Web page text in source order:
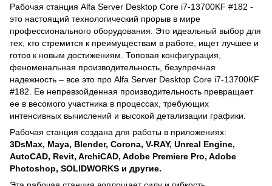
Рабочая станция Alfa Server Desktop Core i7-13700KF #182 -
это настоящий технологический прорыв в мире
профессионального оборудования. Это идеальный выбор для
тех, кто стремится к преимуществам в работе, ищет лучшее и
готов к новым достижениям. Топовая конфигурация,
феноменальная производительность, безупречная
надежность – все это про Alfa Server Desktop Core i7-13700KF
#182. Ее непревзойденная производительность превращает
ее в весомого участника в процессах, требующих
интенсивных вычислений и высокой детализации графики.
Рабочая станция создана для работы в приложениях:
3DsMax, Maya, Blender, Corona, V-RAY, Unreal Engine,
AutoCAD, Revit, ArchiCAD, Adobe Premiere Pro, Adobe
Photoshop, SOLIDWORKS и другие.